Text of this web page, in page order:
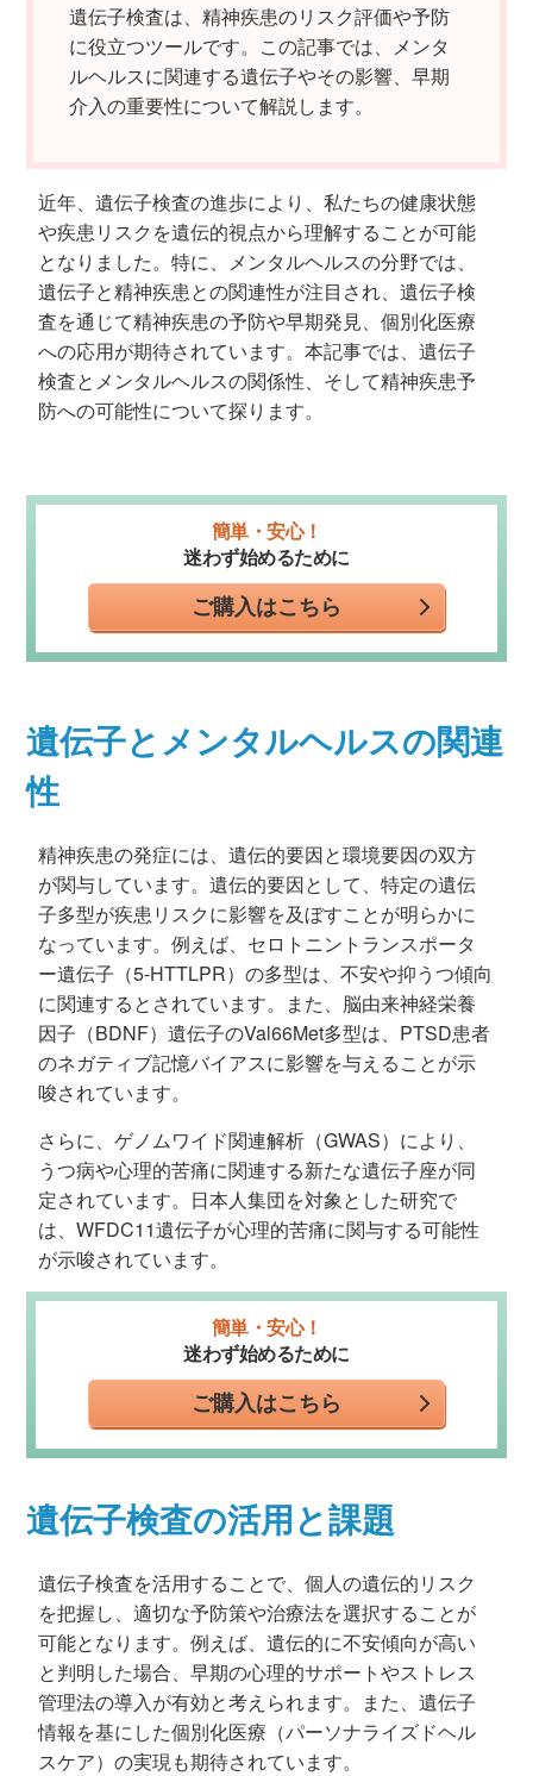
遺伝子検査は、精神疾患のリスク評価や予防
に役立つツールです。この記事では、メンタ
ルヘルスに関連する遺伝子やその影響、早期
介入の重要性について解説します。
近年、遺伝子検査の進歩により、私たちの健康状態
や疾患リスクを遺伝的視点から理解することが可能
となりました。特に、メンタルヘルスの分野では、
遺伝子と精神疾患との関連性が注目され、遺伝子検
査を通じて精神疾患の予防や早期発見、個別化医療
への応用が期待されています。本記事では、遺伝子
検査とメンタルヘルスの関係性、そして精神疾患予
防への可能性について探ります。
簡単・安心！
迷わず始めるために
ご購入はこちら
遺伝子とメンタルヘルスの関連
性
精神疾患の発症には、遺伝的要因と環境要因の双方
が関与しています。遺伝的要因として、特定の遺伝
子多型が疾患リスクに影響を及ぼすことが明らかに
なっています。例えば、セロトニントランスポータ
ー遺伝子（5-HTTLPR）の多型は、不安や抑うつ傾向
に関連するとされています。また、脳由来神経栄養
因子（BDNF）遺伝子のVal66Met多型は、PTSD患者
のネガティブ記憶バイアスに影響を与えることが示
唆されています。
さらに、ゲノムワイド関連解析（GWAS）により、
うつ病や心理的苦痛に関連する新たな遺伝子座が同
定されています。日本人集団を対象とした研究で
は、WFDC11遺伝子が心理的苦痛に関与する可能性
が示唆されています。
簡単・安心！
迷わず始めるために
ご購入はこちら
遺伝子検査の活用と課題
遺伝子検査を活用することで、個人の遺伝的リスク
を把握し、適切な予防策や治療法を選択することが
可能となります。例えば、遺伝的に不安傾向が高い
と判明した場合、早期の心理的サポートやストレス
管理法の導入が有効と考えられます。また、遺伝子
情報を基にした個別化医療（パーソナライズドヘル
スケア）の実現も期待されています。